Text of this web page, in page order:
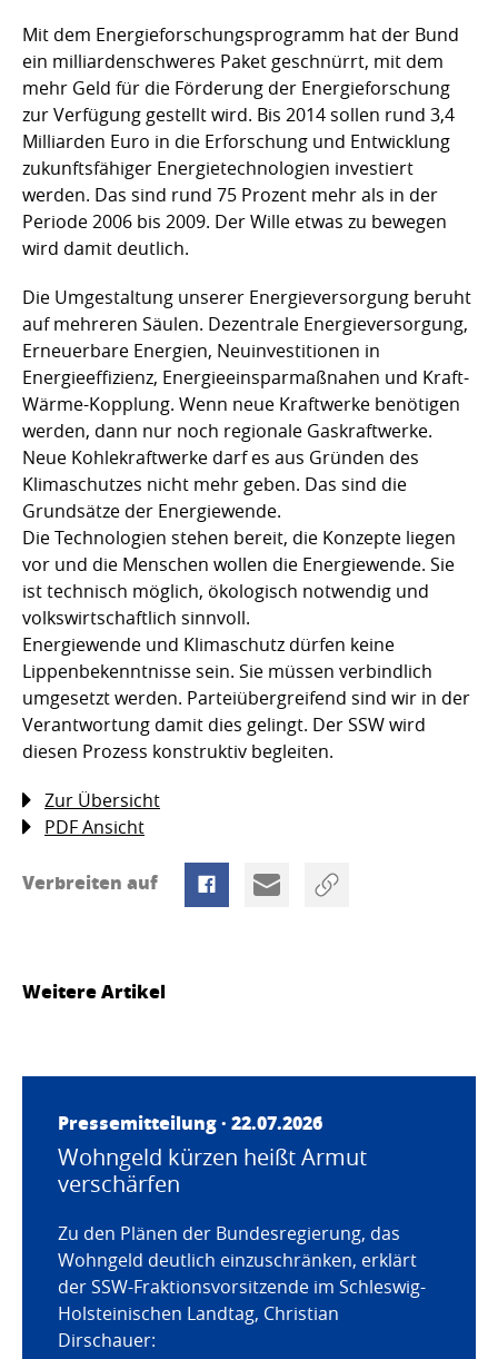
Mit dem Energieforschungsprogramm hat der Bund
ein milliardenschweres Paket geschnürrt, mit dem
mehr Geld für die Förderung der Energieforschung
zur Verfügung gestellt wird. Bis 2014 sollen rund 3,4
Milliarden Euro in die Erforschung und Entwicklung
zukunftsfähiger Energietechnologien investiert
werden. Das sind rund 75 Prozent mehr als in der
Periode 2006 bis 2009. Der Wille etwas zu bewegen
wird damit deutlich.
Die Umgestaltung unserer Energieversorgung beruht
auf mehreren Säulen. Dezentrale Energieversorgung,
Erneuerbare Energien, Neuinvestitionen in
Energieeffizienz, Energieeinsparmaßnahen und Kraft-
Wärme-Kopplung. Wenn neue Kraftwerke benötigen
werden, dann nur noch regionale Gaskraftwerke.
Neue Kohlekraftwerke darf es aus Gründen des
Klimaschutzes nicht mehr geben. Das sind die
Grundsätze der Energiewende.
Die Technologien stehen bereit, die Konzepte liegen
vor und die Menschen wollen die Energiewende. Sie
ist technisch möglich, ökologisch notwendig und
volkswirtschaftlich sinnvoll.
Energiewende und Klimaschutz dürfen keine
Lippenbekenntnisse sein. Sie müssen verbindlich
umgesetzt werden. Parteiübergreifend sind wir in der
Verantwortung damit dies gelingt. Der SSW wird
diesen Prozess konstruktiv begleiten.
Zur Übersicht
PDF Ansicht
Verbreiten auf
Weitere Artikel
Pressemitteilung · 22.07.2026
Wohngeld kürzen heißt Armut
verschärfen
Zu den Plänen der Bundesregierung, das
Wohngeld deutlich einzuschränken, erklärt
der SSW-Fraktionsvorsitzende im Schleswig-
Holsteinischen Landtag, Christian
Dirschauer: